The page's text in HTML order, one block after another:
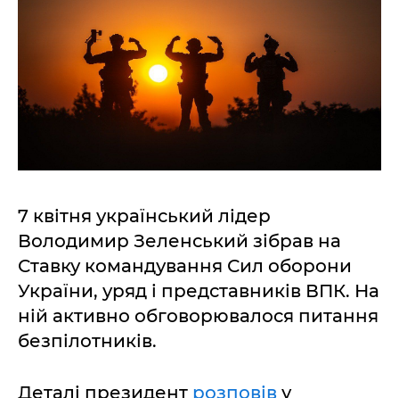
7 квітня український лідер
Володимир Зеленський зібрав на
Ставку командування Сил оборони
України, уряд і представників ВПК. На
ній активно обговорювалося питання
безпілотників.
Деталі президент розповів у